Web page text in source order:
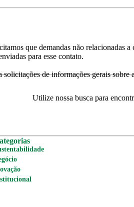
que demandas não
para esse contato.
de informações gerais sobre
Utilize nossa busca para